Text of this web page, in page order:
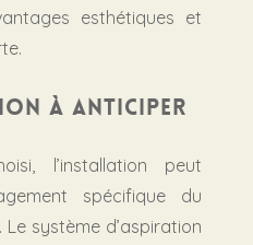
esthétiques et
à anticiper
l’installation peut
spécifique du
système d’aspiration